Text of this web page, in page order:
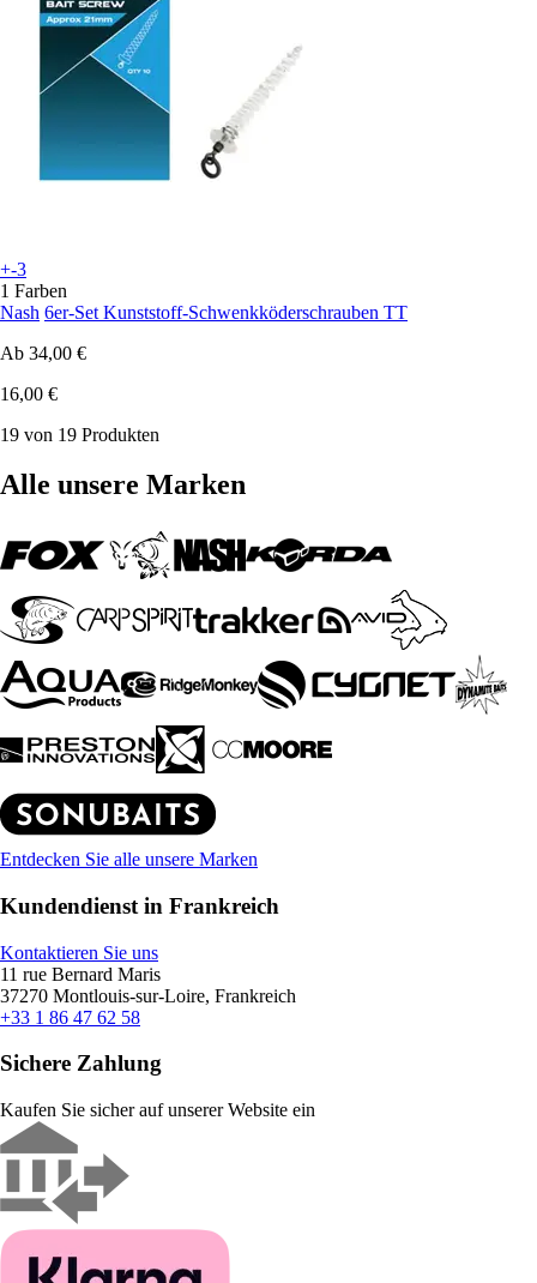
+-3
1 Farben
Nash 6er-Set Kunststoff-Schwenkköderschrauben TT
Ab 34,00 €
16,00 €
19 von 19 Produkten
Alle unsere Marken
Entdecken Sie alle unsere Marken
Kundendienst in Frankreich
Kontaktieren Sie uns
11 rue Bernard Maris
37270 Montlouis-sur-Loire, Frankreich
+33 1 86 47 62 58
Sichere Zahlung
Kaufen Sie sicher auf unserer Website ein